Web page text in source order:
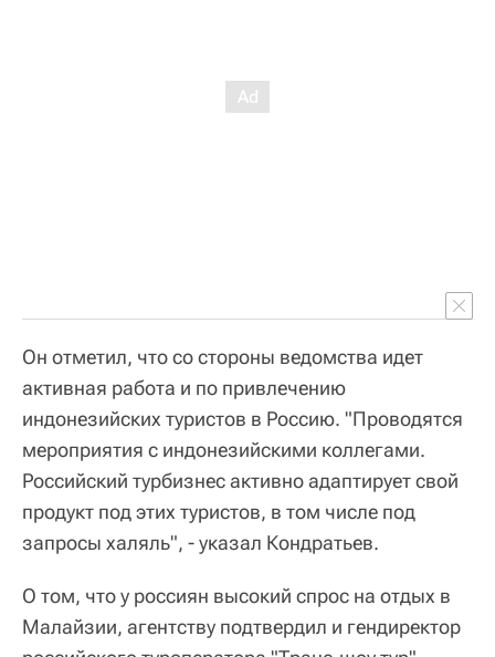
Он отметил, что со стороны ведомства идет
активная работа и по привлечению
индонезийских туристов в Россию. "Проводятся
мероприятия с индонезийскими коллегами.
Российский турбизнес активно адаптирует свой
продукт под этих туристов, в том числе под
запросы халяль", - указал Кондратьев.
О том, что у россиян высокий спрос на отдых в
Малайзии, агентству подтвердил и гендиректор